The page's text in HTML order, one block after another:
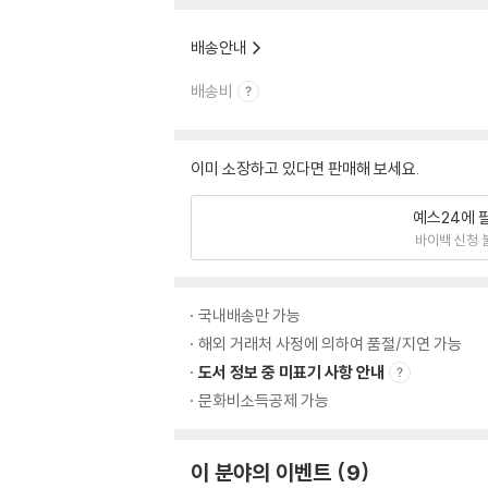
배송안내
배송비
이미 소장하고 있다면 판매해 보세요.
예스24에
바이백 신청
국내배송만 가능
해외 거래처 사정에 의하여 품절/지연 가능
도서 정보 중 미표기 사항 안내
문화비소득공제 가능
이 분야의 이벤트 9